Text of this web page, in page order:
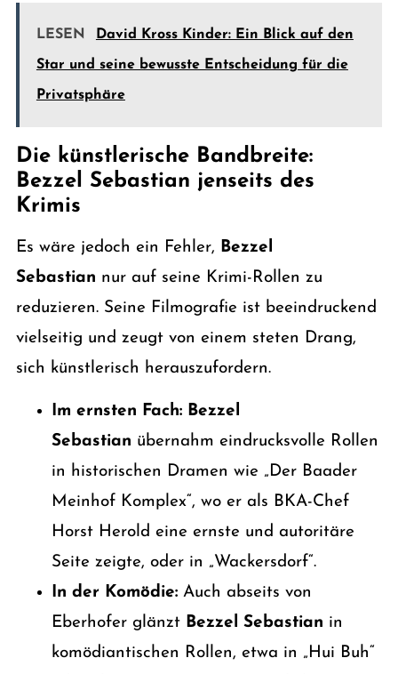
LESEN David Kross Kinder: Ein Blick auf den
Star und seine bewusste Entscheidung für die
Privatsphäre
Die künstlerische Bandbreite:
Bezzel Sebastian jenseits des
Krimis
Es wäre jedoch ein Fehler, Bezzel
Sebastian nur auf seine Krimi-Rollen zu
reduzieren. Seine Filmografie ist beeindruckend
vielseitig und zeugt von einem steten Drang,
sich künstlerisch herauszufordern.
Im ernsten Fach: Bezzel
Sebastian übernahm eindrucksvolle Rollen
in historischen Dramen wie „Der Baader
Meinhof Komplex“, wo er als BKA-Chef
Horst Herold eine ernste und autoritäre
Seite zeigte, oder in „Wackersdorf“.
In der Komödie:Auch abseits von
Eberhofer glänzt Bezzel Sebastian in
komödiantischen Rollen, etwa in „Hui Buh“